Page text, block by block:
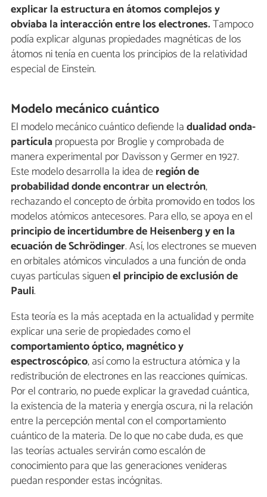
explicar la estructura en átomos complejos y
obviaba la interacción entre los electrones.Tampoco
podía explicar algunas propiedades magnéticas de los
átomos ni tenía en cuenta los principios de la relatividad
especial de Einstein.
Modelo mecánico cuántico
El modelo mecánico cuántico defiende ladualidad onda-
partículapropuesta por Broglie y comprobada de
manera experimental por Davisson y Germer en 1927.
Este modelo desarrolla la idea deregión de
probabilidad donde encontrar un electrón,
rechazando el concepto de órbita promovido en todos los
modelos atómicos antecesores. Para ello, se apoya en el
principio de incertidumbre de Heisenberg y en la
ecuación de Schrödinger. Así, los electrones se mueven
en orbitales atómicos vinculados a una función de onda
cuyas partículas siguenel principio de exclusión de
Pauli.
Esta teoría es la más aceptada en la actualidad y permite
explicar una serie de propiedades como el
comportamiento óptico, magnético y
espectroscópico, así como la estructura atómica y la
redistribución de electrones en las reacciones químicas.
Por el contrario, no puede explicar la gravedad cuántica,
la existencia de la materia y energía oscura, ni la relación
entre la percepción mental con el comportamiento
cuántico de la materia. De lo que no cabe duda, es que
las teorías actuales servirán como escalón de
conocimiento para que las generaciones venideras
puedan responder estas incógnitas.